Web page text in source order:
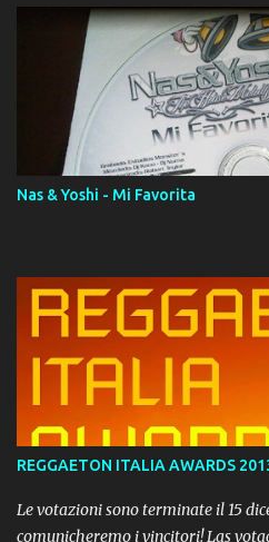
Digital Booklet – Invicto
Album proposto al massimo della
AAC M4A; comprato su iTunes e a
download. REGGAETON ITALIA
Momento!
Nas & Yoshi - Mi Favorita
REGGAETON ITALIA AWARDS
Le votazioni sono terminate il 15
comunicheremo i vincitori! Las